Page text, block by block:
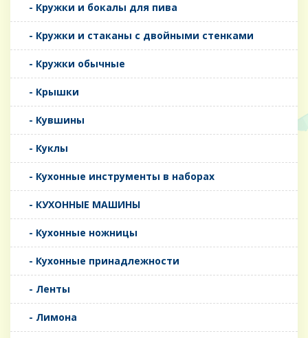
- Кружки и бокалы для пива
- Кружки и стаканы с двойными стенками
- Кружки обычные
- Крышки
- Кувшины
- Куклы
- Кухонные инструменты в наборах
- КУХОННЫЕ МАШИНЫ
- Кухонные ножницы
- Кухонные принадлежности
- Ленты
- Лимона